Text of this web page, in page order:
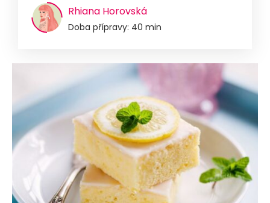
Rhiana Horovská
Doba přípravy: 40 min